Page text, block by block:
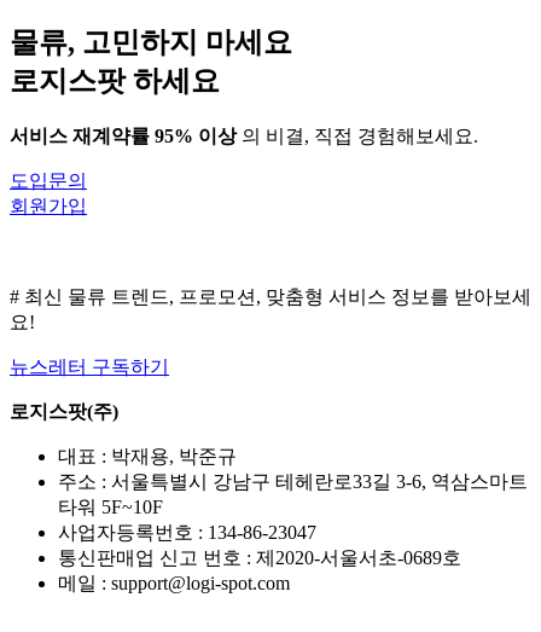
초
연
결
대,
류
운
디
지
혁
물류, 고민하지 마세요
로지스팟 하세요
서비스 재계약률 95% 이상의 비결, 직접 경험해보세요.
도입문의
회원가입
# 최신 물류 트렌드, 프로모션, 맞춤형 서비스 정보를 받아보세
요!
뉴스레터 구독하기
로지스팟(주)
대표 : 박재용, 박준규
주소 : 서울특별시 강남구 테헤란로33길 3-6, 역삼스마트
타워 5F~10F
사업자등록번호 : 134-86-23047
통신판매업 신고 번호 : 제2020-서울서초-0689호
메일 : support@logi-spot.com